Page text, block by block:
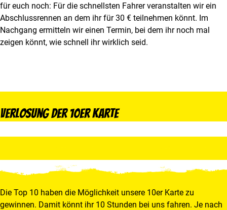
für euch noch: Für die schnellsten Fahrer veranstalten wir ein
Abschlussrennen an dem ihr für 30 € teilnehmen könnt. Im
Nachgang ermitteln wir einen Termin, bei dem ihr noch mal
zeigen könnt, wie schnell ihr wirklich seid.
Verlosung der 10er Karte
Die Top 10 haben die Möglichkeit unsere 10er Karte zu
gewinnen. Damit könnt ihr 10 Stunden bei uns fahren. Je nach